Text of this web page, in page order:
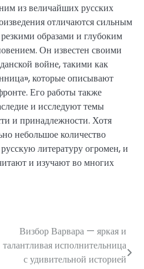
из величайших русских
отличаются сильным
образами и глубоким
Он известен своими
войне, такими как
которые описывают
Его работы также
и исследуют темы
и принадлежности. Хотя
небольшое количество
литературу огромен, и
и изучают во многих
Визбор Варвара — яркая и
талантливая исполнительница
с удивительной историей